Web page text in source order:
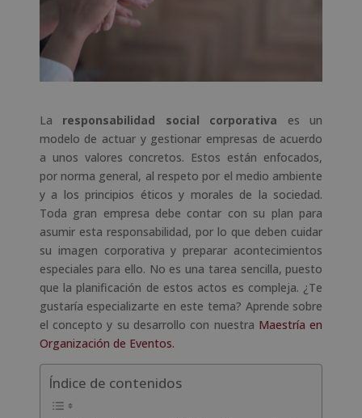
La responsabilidad social corporativa es un
modelo de actuar y gestionar empresas de acuerdo
a unos valores concretos. Estos están enfocados,
por norma general, al respeto por el medio ambiente
y a los principios éticos y morales de la sociedad.
Toda gran empresa debe contar con su plan para
asumir esta responsabilidad, por lo que deben cuidar
su imagen corporativa y preparar acontecimientos
especiales para ello. No es una tarea sencilla, puesto
que la planificación de estos actos es compleja. ¿Te
gustaría especializarte en este tema? Aprende sobre
el concepto y su desarrollo con nuestra Maestría en
Organización de Eventos.
Índice de contenidos